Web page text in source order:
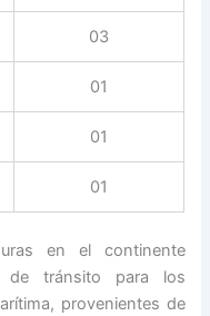
03
01
01
01
en el continente
de tránsito para los
provenientes de